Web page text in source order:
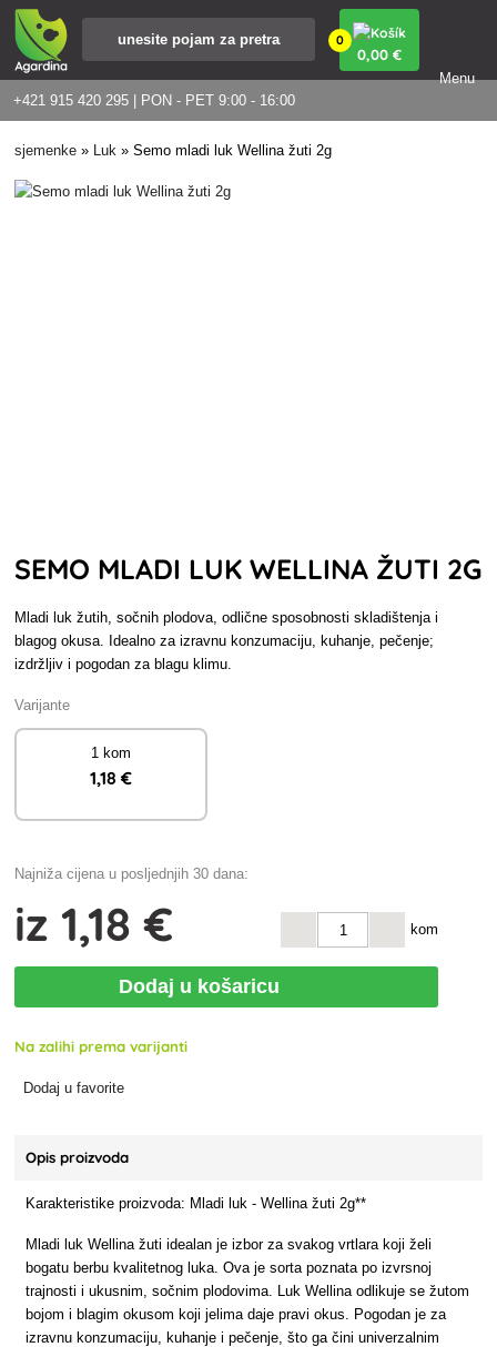
+421 915 420 295 | PON - PET 9:00 - 16:00
0
0,00 €
Menu
sjemenke » Luk »Semo mladi luk Wellina žuti 2g
SEMO MLADI LUK WELLINA ŽUTI 2G
Mladi luk žutih, sočnih plodova, odlične sposobnosti skladištenja i
blagog okusa. Idealno za izravnu konzumaciju, kuhanje, pečenje;
izdržljiv i pogodan za blagu klimu.
Varijante
1 kom
1,18 €
Najniža cijena u posljednjih 30 dana:
iz1,18 € kom
Dodaj u košaricu
Na zalihi prema varijanti
Dodaj u favorite
Opis proizvoda
Karakteristike proizvoda: Mladi luk - Wellina žuti 2g**
Mladi luk Wellina žuti idealan je izbor za svakog vrtlara koji želi
bogatu berbu kvalitetnog luka. Ova je sorta poznata po izvrsnoj
trajnosti i ukusnim, sočnim plodovima. Luk Wellina odlikuje se žutom
bojom i blagim okusom koji jelima daje pravi okus. Pogodan je za
izravnu konzumaciju, kuhanje i pečenje, što ga čini univerzalnim